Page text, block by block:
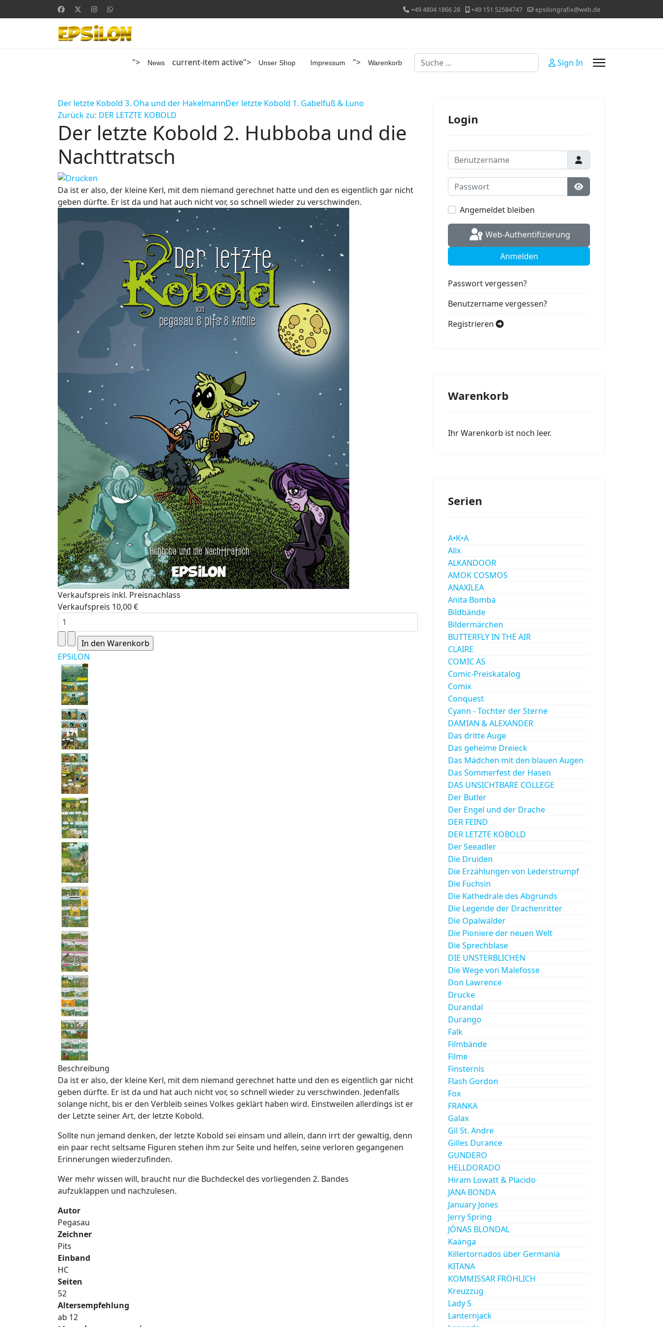
+49 4804 1866 28 +49 151 52584747 epsilongrafix@web.de
"> News current-item active"> Unser Shop Impressum "> Warenkorb Suchen Sign In
Der letzte Kobold 3. Oha und der HakelmannDer letzte Kobold 1. Gabelfuß & Luno
Zurück zu: DER LETZTE KOBOLD
Der letzte Kobold 2. Hubboba und die
Nachttratsch
Da ist er also, der kleine Kerl, mit dem niemand gerechnet hatte und den es eigentlich gar nicht
geben dürfte. Er ist da und hat auch nicht vor, so schnell wieder zu verschwinden.
Verkaufspreis inkl. Preisnachlass
Verkaufspreis 10,00 €
EPSiLON
Beschreibung
Da ist er also, der kleine Kerl, mit dem niemand gerechnet hatte und den es eigentlich gar nicht
geben dürfte. Er ist da und hat auch nicht vor, so schnell wieder zu verschwinden. Jedenfalls
solange nicht, bis er den Verbleib seines Volkes geklärt haben wird. Einstweilen allerdings ist er
der Letzte seiner Art, der letzte Kobold.
Sollte nun jemand denken, der letzte Kobold sei einsam und allein, dann irrt der gewaltig, denn
ein paar recht seltsame Figuren stehen ihm zur Seite und helfen, seine verloren gegangenen
Erinnerungen wiederzufinden.
Wer mehr wissen will, braucht nur die Buchdeckel des vorliegenden 2. Bandes
aufzuklappen und nachzulesen.
Autor
Pegasau
Zeichner
Pits
Einband
HC
Seiten
52
Altersempfehlung
ab 12
Login
Benutzername
Passwort
Passwort anzeigen
Angemeldet bleiben
Web-Authentifizierung
Anmelden
Passwort vergessen?
Benutzername vergessen?
Registrieren
Warenkorb
Ihr Warenkorb ist noch leer.
Serien
A•K•A
Alix
ALKANDOOR
AMOK COSMOS
ANAXILEA
Anita Bomba
Bildbände
Bildermärchen
BUTTERFLY IN THE AIR
CLAIRE
COMIC AS
Comic-Preiskatalog
Comix
Conquest
Cyann - Tochter der Sterne
DAMIAN & ALEXANDER
Das dritte Auge
Das geheime Dreieck
Das Mädchen mit den blauen Augen
Das Sommerfest der Hasen
DAS UNSICHTBARE COLLEGE
Der Butler
Der Engel und der Drache
DER FEIND
DER LETZTE KOBOLD
Der Seeadler
Die Druiden
Die Erzählungen von Lederstrumpf
Die Füchsin
Die Kathedrale des Abgrunds
Die Legende der Drachenritter
Die Opalwälder
Die Pioniere der neuen Welt
Die Sprechblase
DIE UNSTERBLICHEN
Die Wege von Malefosse
Don Lawrence
Drucke
Durandal
Durango
Falk
Filmbände
Filme
Finsternis
Flash Gordon
Fox
FRANKA
Galax
Gil St. Andre
Gilles Durance
GUNDERO
HELLDORADO
Hiram Lowatt & Placido
JANA BONDA
January Jones
Jerry Spring
JÓNAS BLONDAL
Kaänga
Killertornados über Germania
KITANA
KOMMISSAR FRÖHLICH
Kreuzzug
Lady S
Lanternjack